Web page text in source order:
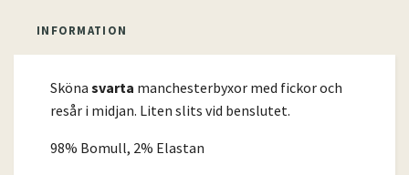
INFORMATION
Sköna svarta manchesterbyxor med fickor och
resår i midjan. Liten slits vid benslutet.
98% Bomull, 2% Elastan